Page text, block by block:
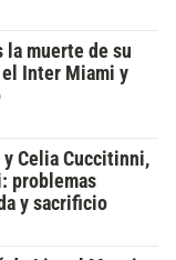
muerte de su
Inter Miami y
Celia Cuccitinni,
problemas
y sacrificio